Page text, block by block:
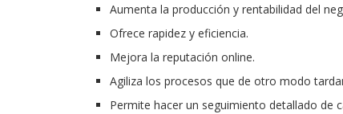
Aumenta la producción y rentabilidad del
Ofrece rapidez y eficiencia.
Mejora la reputación online.
Agiliza los procesos que de otro modo
Permite hacer un seguimiento detallado de